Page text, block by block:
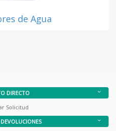
de Agua
DIRECTO
Solicitud